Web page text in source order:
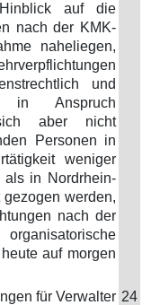
auf die
nach der KMK-
naheliegen,
und
in Anspruch
aber nicht
Personen in
weniger
als in Nordrhein-
werden,
nach der
auf morgen
für Verwalter 24